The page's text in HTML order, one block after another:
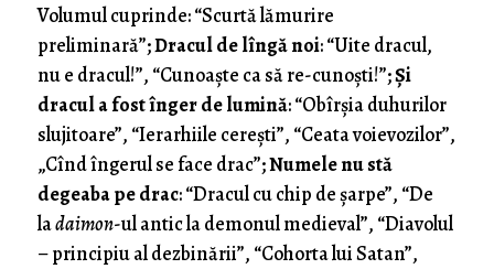
Volumul cuprinde: “Scurtă lămurire
preliminară”;Dracul de lîngă noi: “Uite dracul,
nu e dracul!”, “Cunoaşte ca să re-cunoşti!”;Şi
dracul a fost înger de lumină: “Obîrşia duhurilor
slujitoare”, “Ierarhiile cereşti”, “Ceata voievozilor”,
„Cînd îngerul se face drac”;Numele nu stă
degeaba pe drac: “Dracul cu chip de şarpe”, “De
ladaimon-ul antic la demonul medieval”, “Diavolul
– principiu al dezbinării”, “Cohorta lui Satan”,